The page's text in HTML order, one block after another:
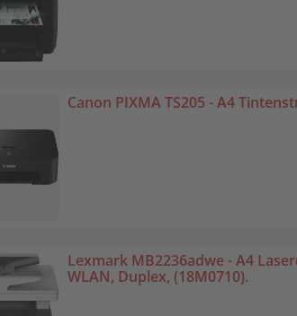
Canon PIXMA TS205 - A4
Lexmark MB2236adwe - A4
WLAN, Duplex, (18M0710).